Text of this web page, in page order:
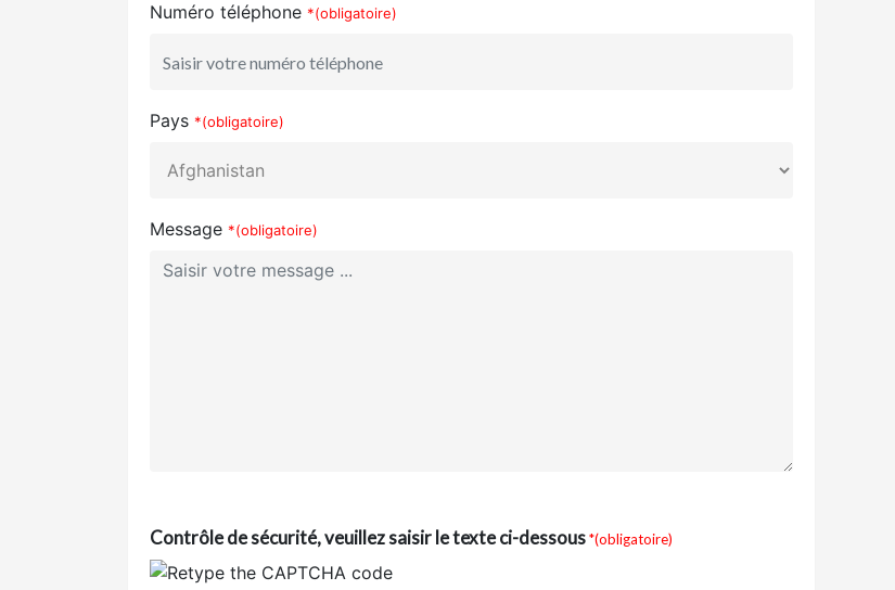
Numéro téléphone *(obligatoire)
Pays *(obligatoire)
Message *(obligatoire)
Contrôle de sécurité, veuillez saisir le texte ci-dessous*(obligatoire)